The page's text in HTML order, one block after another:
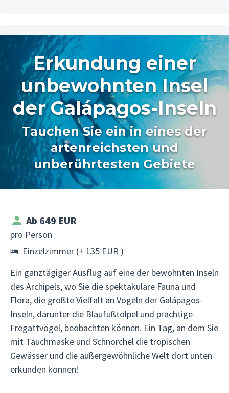
Erkundung einer
unbewohnten Insel
der Galápagos-Inseln
Tauchen Sie ein in eines der
artenreichsten und
unberührtesten Gebiete
Ab 649 EUR
pro Person
Einzelzimmer (+ 135 EUR )
Ein ganztägiger Ausflug auf eine der bewohnten Inseln
des Archipels, wo Sie die spektakuläre Fauna und
Flora, die größte Vielfalt an Vögeln der Galápagos-
Inseln, darunter die Blaufußtölpel und prächtige
Fregattvögel, beobachten können. Ein Tag, an dem Sie
mit Tauchmaske und Schnorchel die tropischen
Gewässer und die außergewöhnliche Welt dort unten
erkunden können!